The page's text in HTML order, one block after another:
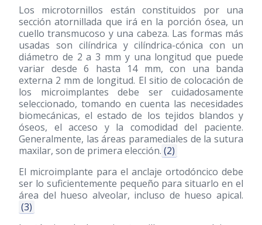
Los microtornillos están constituidos por una
sección atornillada que irá en la porción ósea, un
cuello transmucoso y una cabeza. Las formas más
usadas son cilíndrica y cilíndrica-cónica con un
diámetro de 2 a 3 mm y una longitud que puede
variar desde 6 hasta 14 mm, con una banda
externa 2 mm de longitud. El sitio de colocación de
los microimplantes debe ser cuidadosamente
seleccionado, tomando en cuenta las necesidades
biomecánicas, el estado de los tejidos blandos y
óseos, el acceso y la comodidad del paciente.
Generalmente, las áreas paramediales de la sutura
maxilar, son de primera elección. (2)
El microimplante para el anclaje ortodóncico debe
ser lo suficientemente pequeño para situarlo en el
área del hueso alveolar, incluso de hueso apical.
(3)